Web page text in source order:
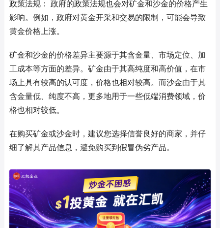
政策法规： 政府的政策法规也会对矿金和沙金的价格产生
影响。例如，政府对黄金开采和交易的限制，可能会导致
黄金价格上涨。
矿金和沙金的价格差异主要源于其含金量、市场定位、加
工成本等方面的差异。矿金由于其高纯度和高价值，在市
场上具有较高的认可度，价格也相对较高。而沙金由于其
含金量低、纯度不高，更多地用于一些低端消费领域，价
格也相对较低。
在购买矿金或沙金时，建议您选择信誉良好的商家，并仔
细了解其产品信息，避免购买到假冒伪劣产品。